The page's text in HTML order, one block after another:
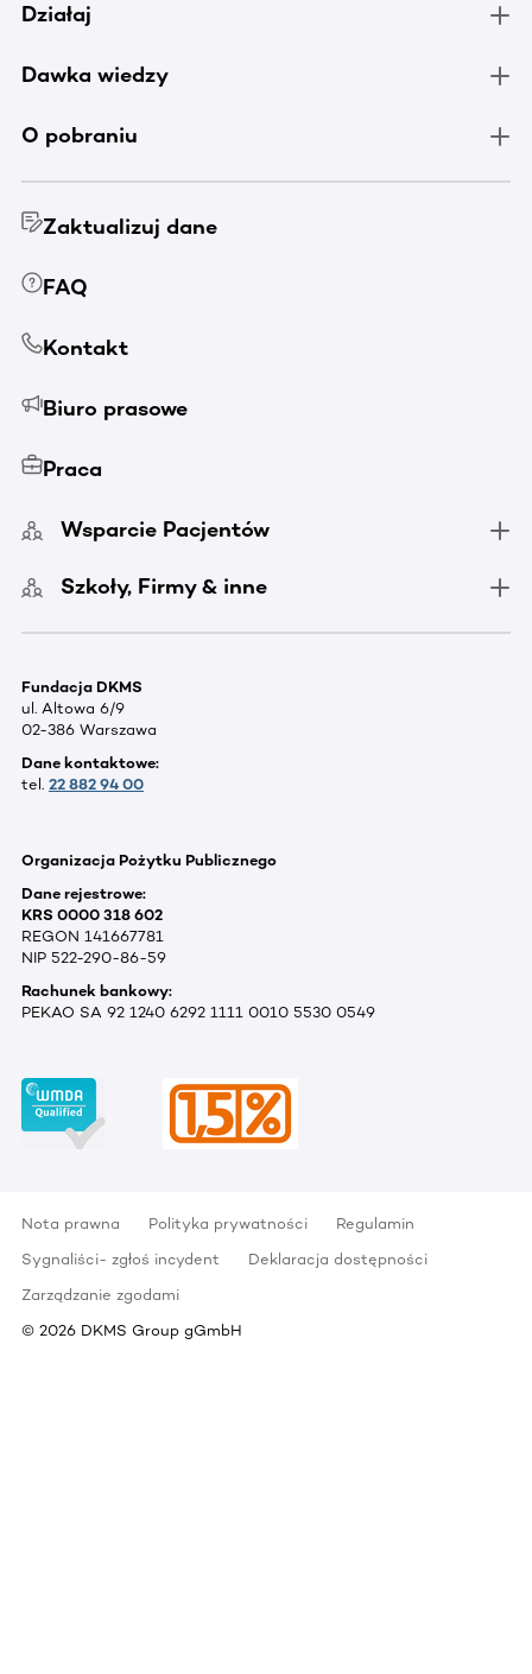
Działaj
Dawka wiedzy
O pobraniu
Zaktualizuj dane
FAQ
Kontakt
Biuro prasowe
Praca
Wsparcie Pacjentów
Szkoły, Firmy & inne
Fundacja DKMS
ul. Altowa 6/9
02-386 Warszawa
Dane kontaktowe:
tel. 22 882 94 00
Organizacja Pożytku Publicznego
Dane rejestrowe:
KRS 0000 318 602
REGON 141667781
NIP 522-290-86-59
Rachunek bankowy:
PEKAO SA 92 1240 6292 1111 0010 5530 0549
Nota prawna Polityka prywatności
Regulamin
Sygnaliści- zgłoś incydent
Deklaracja dostępności
Zarządzanie zgodami
© 2026 DKMS Group gGmbH